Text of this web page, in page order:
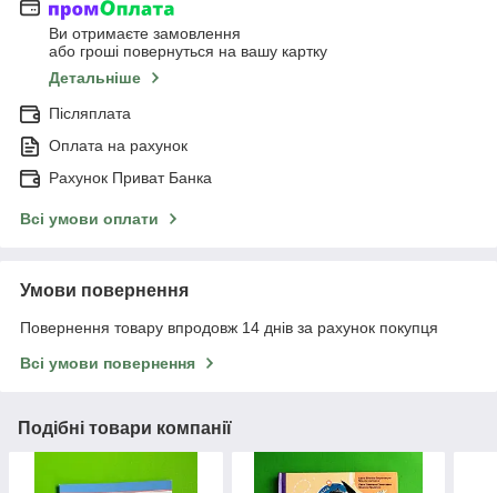
Ви отримаєте замовлення
або гроші повернуться на вашу картку
Детальніше
Післяплата
Оплата на рахунок
Рахунок Приват Банка
Всі умови оплати
Умови повернення
Повернення товару впродовж 14 днів за рахунок покупця
Всі умови повернення
Подібні товари компанії